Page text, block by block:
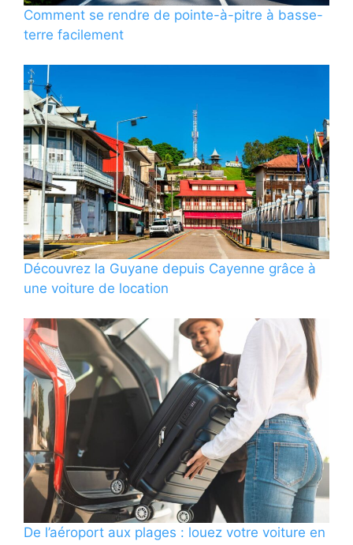
Comment se rendre de pointe-à-pitre à basse-
terre facilement
Découvrez la Guyane depuis Cayenne grâce à
une voiture de location
De l’aéroport aux plages : louez votre voiture en